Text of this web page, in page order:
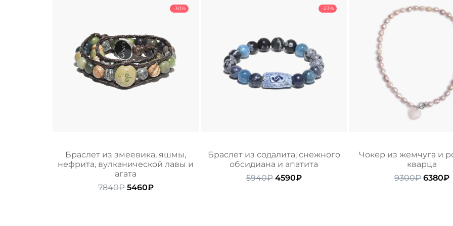
-30%
Браслет из змеевика, яшмы,
нефрита, вулканической лавы и
агата
7840₽ Первоначальная
5460₽Текущая
-23%
Браслет из содалита, снежного
обсидиана и апатита
5940₽ Первоначальная
4590₽Текущая
Чокер из жемчуга и
кварца
9300₽ 6380₽